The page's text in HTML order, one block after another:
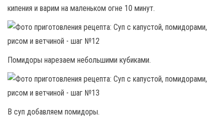
кипения и варим на маленьком огне 10 минут.
Помидоры нарезаем небольшими кубиками.
В суп добавляем помидоры.